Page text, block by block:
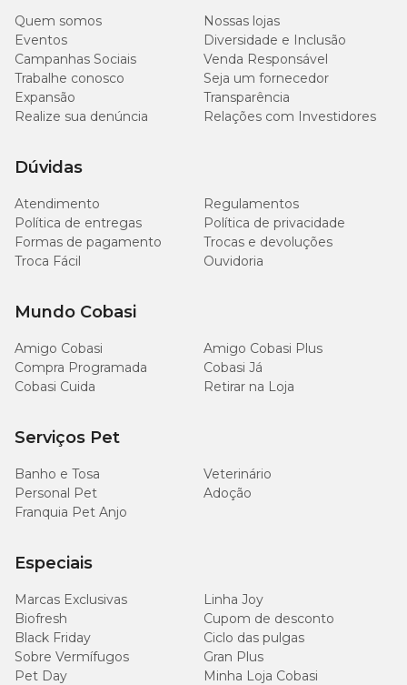
em poliacetal, costura em poliamida.
Onde comprar o Conjunto Peitoral Antipuxão com Guia
Conjunto Peitoral Antipuxão com Guia Toh
praticidade e segurança pelo site, app ou visite uma das nossas
lojas físicas
melhor amigo!
Quem somos
Nossas lojas
Eventos
Diversidade e Inclusão
Campanhas Sociais
Venda Responsável
Trabalhe conosco
Seja um fornecedor
Expansão
Transparência
Realize sua denúncia
Relações com Investidores
Dúvidas
Atendimento
Regulamentos
Política de entregas
Política de privacidade
Formas de pagamento
Trocas e devoluções
Troca Fácil
Ouvidoria
Mundo Cobasi
Amigo Cobasi
Amigo Cobasi Plus
Compra Programada
Cobasi Já
Cobasi Cuida
Retirar na Loja
Serviços Pet
Banho e Tosa
Veterinário
Personal Pet
Adoção
Franquia Pet Anjo
Especiais
Marcas Exclusivas
Linha Joy
Biofresh
Cupom de desconto
Black Friday
Ciclo das pulgas
Sobre Vermífugos
Gran Plus
Pet Day
Minha Loja Cobasi